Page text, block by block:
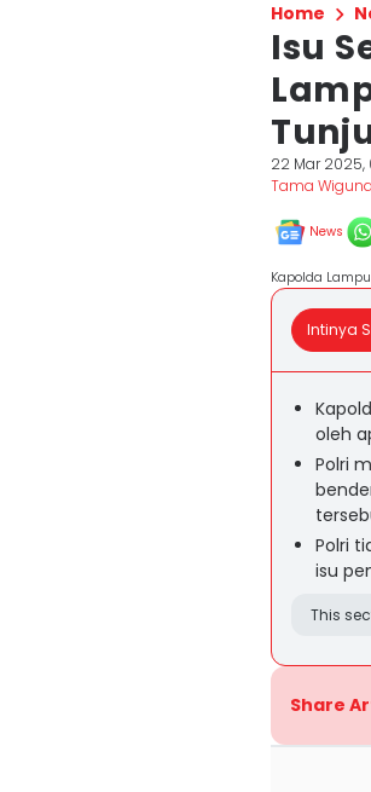
Home
Isu
22 Mar 2025,
Tama Wiguna
News
Kapolda
Intinya
oleh
Polri
Polri
isu
This
Share